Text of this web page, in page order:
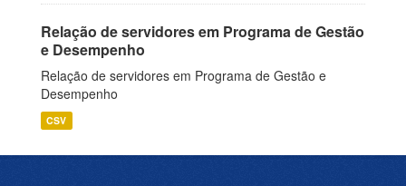
Relação de servidores em Programa de Gestão
e Desempenho
Relação de servidores em Programa de Gestão e
Desempenho
CSV